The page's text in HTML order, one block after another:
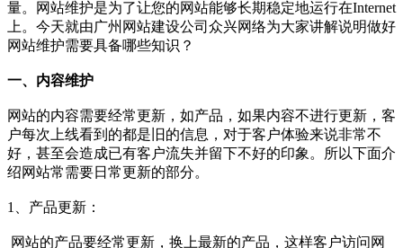
量。网站维护是为了让您的网站能够长期稳定地运行在Internet
上。今天就由广州网站建设公司众兴网络为大家讲解说明做好
网站维护需要具备哪些知识？
一、内容维护
网站的内容需要经常更新，如产品，如果内容不进行更新，客
户每次上线看到的都是旧的信息，对于客户体验来说非常不
好，甚至会造成已有客户流失并留下不好的印象。所以下面介
绍网站常需要日常更新的部分。
1、产品更新：
网站的产品要经常更新，换上最新的产品，这样客户访问网